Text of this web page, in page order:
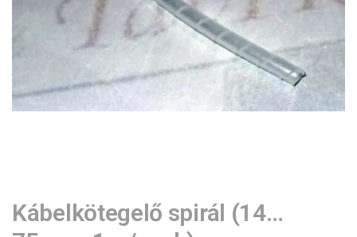
Kábelkötegelő spirál (14…